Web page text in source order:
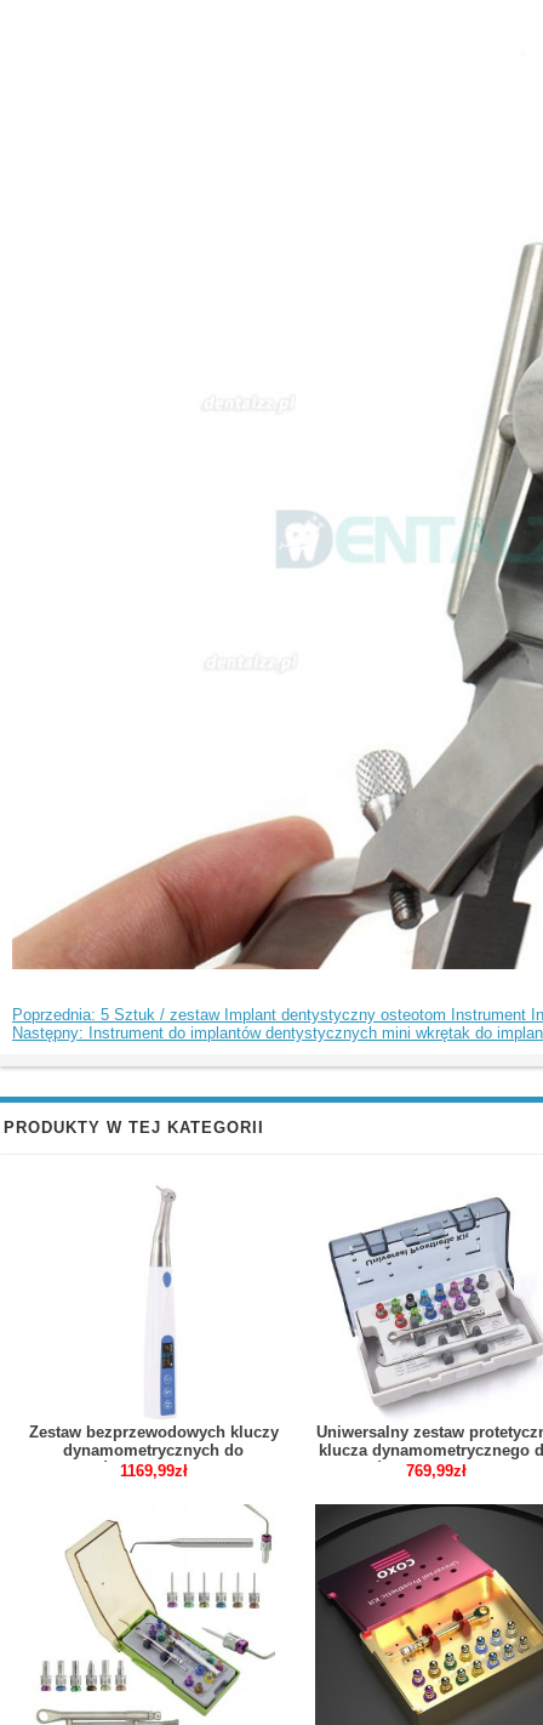
Poprzednia: 5 Sztuk / zestaw Implant dentystyczny osteotom Instrument
Następny: Instrument do implantów dentystycznych mini wkrętak do
PRODUKTY W TEJ KATEGORII
Zestaw bezprzewodowych kluczy
dynamometrycznych do
implantów elektrycznych z 16
1169,99zł
Uniwersalny zestaw
klucza dynamometrycznego
implantów dentystycznych z
769,99zł